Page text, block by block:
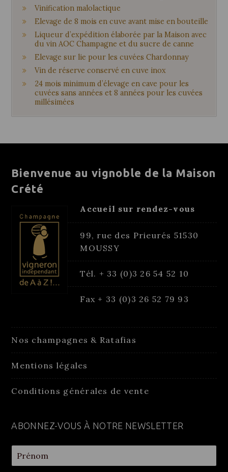
Vinification malolactique
Elevage de 8 mois en cuve avant mise en bouteille
Liqueur d’expédition élaborée par la Maison avec
du vin AOC Champagne et du sucre de canne
Elevage sur lie pour les cuvées Chardonnay
Vin de réserve conservé en cuve inox
24 mois minimum d’élevage en cave pour les
cuvées sans années et 8 années pour les cuvées
millésimées
Bienvenue au vignoble de la Maison
Crété
Accueil sur rendez-vous
99, rue des Prieurés 51530
MOUSSY
Tél. + 33 (0)3 26 54 52 10
Fax + 33 (0)3 26 52 79 93
Nos champagnes & Ratafias
Mentions légales
Conditions générales de vente
ABONNEZ-VOUS À NOTRE NEWSLETTER